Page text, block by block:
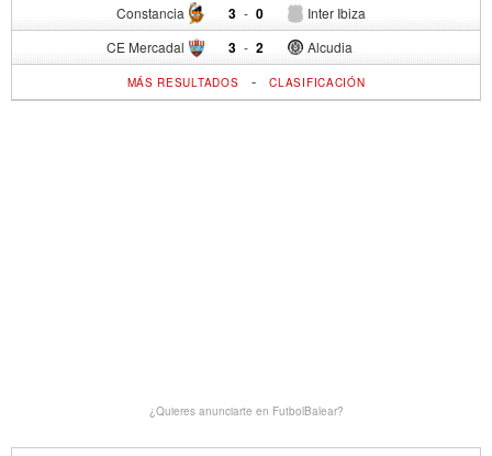
Constancia 3 - Inter Ibiza
0
CE Mercadal 3 - Alcudia
2
MÁS RESULTADOS -CLASIFICACIÓN
¿Quieres anunciarte en FutbolBalear?